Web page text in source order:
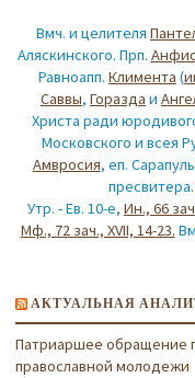
Вмч. и целителя
Аляскинского. Прп.
Равноапп. Климента (
Саввы, Горазда и
Христа ради
Московского и всея
Амвросия, еп.
Утр. - Ев. 10-е, Ин., 66
Мф., 72 зач., XVII, 14-23.
АКТУАЛЬНАЯ
Патриаршее обращение
православной молодежи